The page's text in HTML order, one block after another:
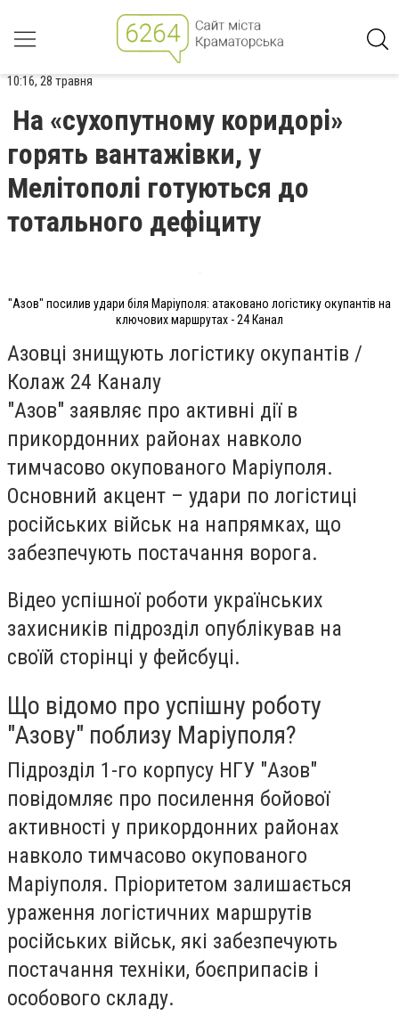
10:16, 28 травня
На «сухопутному коридорі»
горять вантажівки, у
Мелітополі готуються до
тотального дефіциту
"Азов" посилив удари біля Маріуполя: атаковано логістику окупантів на
ключових маршрутах - 24 Канал
Азовці знищують логістику окупантів /
Колаж 24 Каналу
"Азов" заявляє про активні дії в
прикордонних районах навколо
тимчасово окупованого Маріуполя.
Основний акцент – удари по логістиці
російських військ на напрямках, що
забезпечують постачання ворога.
Відео успішної роботи українських
захисників підрозділ опублікував на
своїй сторінці у фейсбуці.
Що відомо про успішну роботу
"Азову" поблизу Маріуполя?
Підрозділ 1-го корпусу НГУ "Азов"
повідомляє про посилення бойової
активності у прикордонних районах
навколо тимчасово окупованого
Маріуполя. Пріоритетом залишається
ураження логістичних маршрутів
російських військ, які забезпечують
постачання техніки, боєприпасів і
особового складу.